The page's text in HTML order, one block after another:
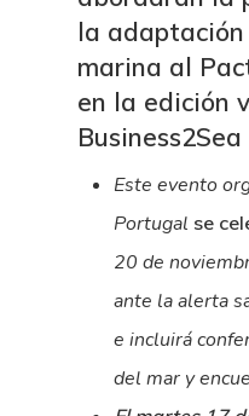
la
marina al
en la edición
Business2Sea
Este evento
Portugal se
20 de
ante la alerta
e incluirá
del mar y